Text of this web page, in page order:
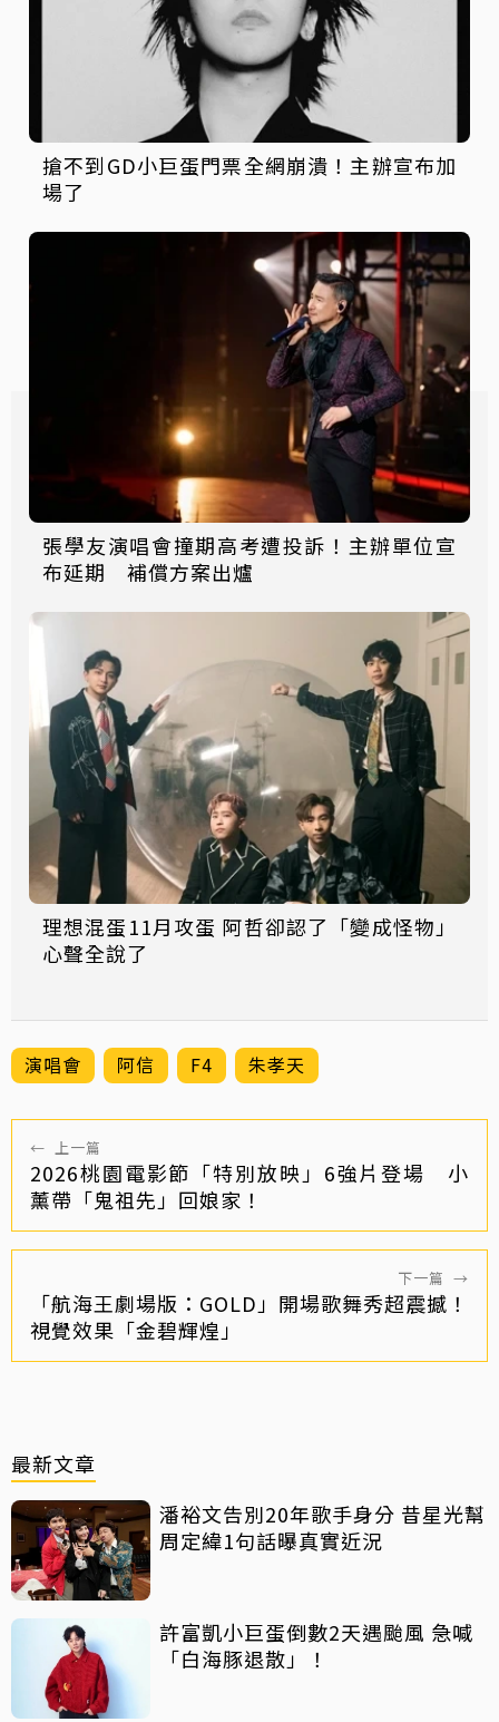
搶不到GD小巨蛋門票全網崩潰！主辦宣布加
場了
張學友演唱會撞期高考遭投訴！主辦單位宣
布延期 補償方案出爐
理想混蛋11月攻蛋 阿哲卻認了「變成怪物」
心聲全說了
演唱會 阿信 F4 朱孝天
← 上一篇
2026桃園電影節「特別放映」6強片登場 小
薰帶「鬼祖先」回娘家！
下一篇 →
「航海王劇場版：GOLD」開場歌舞秀超震撼！
視覺效果「金碧輝煌」
最新文章
潘裕文告別20年歌手身分 昔星光幫
周定緯1句話曝真實近況
許富凱小巨蛋倒數2天遇颱風 急喊
「白海豚退散」！